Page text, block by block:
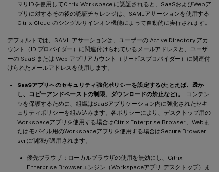
マリIDを使用してCitrix Workspace に認証されると、SaaSおよびWebア
プリに対するその後の認証チャレンジは、SAMLアサーションを使用する
Citrix Cloud のシングルサインオン機能によって自動的に実行されます。
デフォルトでは、SAML アサーションは、ユーザーの Active Directory アカ
ウント（ID プロバイダー）に関連付けられているメールアドレスと、ユーザ
ーの SaaS または Web アプリアカウント（サービスプロバイダー）に関連付
けられたメールアドレスを使用します。
SaaSアプリへのセキュリティ強化ポリシーを設定する(たとえば、透か
し、コピーアンドペーストの制限、ダウンロードの禁止など)。 -コンテン
ツを保護するために、組織はSaaSアプリケーション内に強化されたセキ
ュリティポリシーを組み込みます。各ポリシーにより、デスクトップ用の
Workspaceアプリを使用する場合はCitrix Enterprise Browser、Webま
たはモバイル用のWorkspaceアプリを使用する場合はSecure Browser
serに制限が適用されます。
優先ブラウザ：ローカルブラウザの使用を無効にし、Citrix
Enterprise Browserエンジン（Workspaceアプリ-デスクトップ）ま